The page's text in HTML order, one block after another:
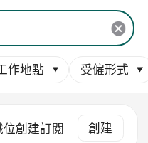
作地點 受僱形式
創建訂閱 創建